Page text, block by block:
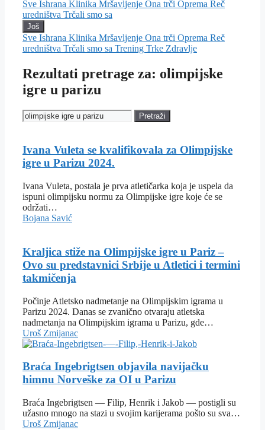
Sve Ishrana Klinika Mršavljenje Ona trči Oprema Reč
uredništva Trčali smo sa
Još
Sve Ishrana Klinika Mršavljenje Ona trči Oprema Reč
uredništva Trčali smo sa Trening Trke Zdravlje
Rezultati pretrage za: olimpijske
igre u parizu
Pretraži
Ivana Vuleta se kvalifikovala za Olimpijske
igre u Parizu 2024.
Ivana Vuleta, postala je prva atletičarka koja je uspela da
ispuni olimpijsku normu za Olimpijske igre koje će se
održati…
Bojana Savić
Kraljica stiže na Olimpijske igre u Pariz –
Ovo su predstavnici Srbije u Atletici i termini
takmičenja
Počinje Atletsko nadmetanje na Olimpijskim igrama u
Parizu 2024. Danas se zvanično otvaraju atletska
nadmetanja na Olimpijskim igrama u Parizu, gde…
Uroš Zmijanac
Braća Ingebrigtsen objavila navijačku
himnu Norveške za OI u Parizu
Braća Ingebrigtsen — Filip, Henrik i Jakob — postigli su
užasno mnogo na stazi u svojim karijerama pošto su sva…
Uroš Zmijanac